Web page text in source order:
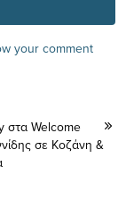
your comment
στα Welcome
σε Κοζάνη &